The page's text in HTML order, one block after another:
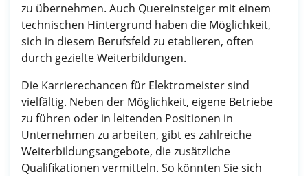
zu übernehmen. Auch Quereinsteiger mit einem
technischen Hintergrund haben die Möglichkeit,
sich in diesem Berufsfeld zu etablieren, often
durch gezielte Weiterbildungen.
Die Karrierechancen für Elektromeister sind
vielfältig. Neben der Möglichkeit, eigene Betriebe
zu führen oder in leitenden Positionen in
Unternehmen zu arbeiten, gibt es zahlreiche
Weiterbildungsangebote, die zusätzliche
Qualifikationen vermitteln. So könnten Sie sich